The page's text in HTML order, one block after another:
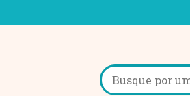
Search
for: